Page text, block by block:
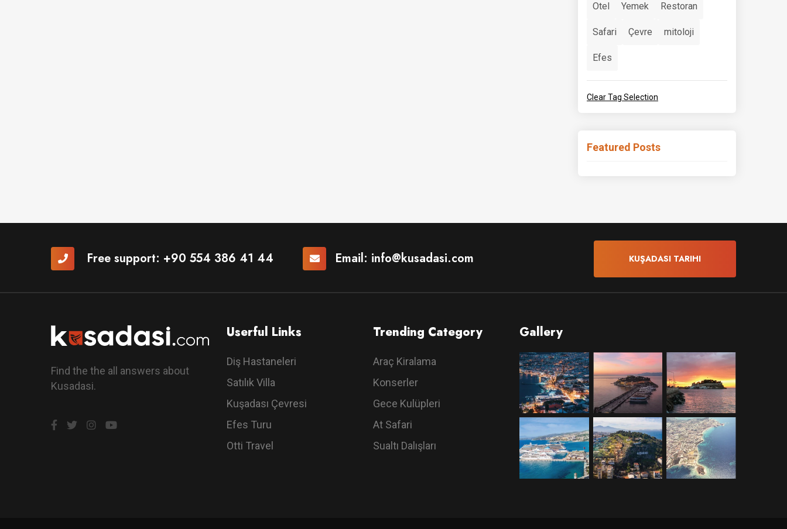
Otel Yemek Restoran
Safari Çevre mitoloji
Efes
Clear Tag Selection
Featured Posts
Free support: +90 554 386 41 44 Email: info@kusadasi.com KUŞADASI TARIHI
Find the the all answers about
Kusadasi.
Userful Links
Diş Hastaneleri
Satılık Villa
Kuşadası Çevresi
Efes Turu
Otti Travel
Trending Category
Araç Kiralama
Konserler
Gece Kulüpleri
At Safari
Sualtı Dalışları
Gallery